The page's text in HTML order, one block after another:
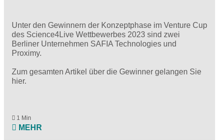
Unter den Gewinnern der Konzeptphase im Venture Cup
des Science4Live Wettbewerbes 2023 sind zwei
Berliner Unternehmen SAFIA Technologies und
Proximy.
Zum gesamten Artikel über die Gewinner gelangen Sie
hier.
1 Min
MEHR